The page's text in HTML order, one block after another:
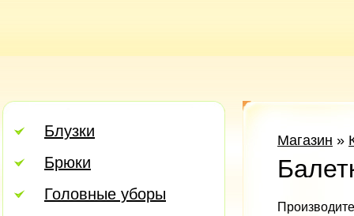
Блузки
Брюки
Головные уборы
Магазин »